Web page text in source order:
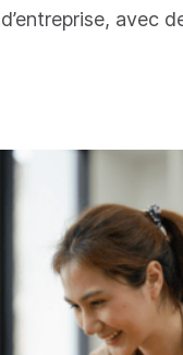
d’entreprise, avec